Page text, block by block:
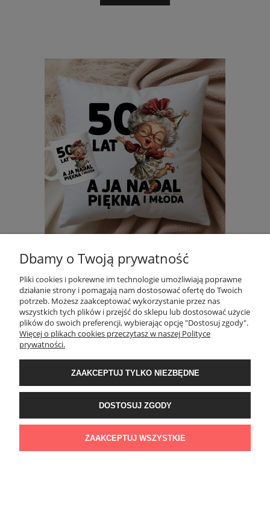
Prezent na 50 urodziny - 50 LAT A JA NADAL PIĘKNA I MŁODA -
49,00 zł
DO KOSZYKA
Dbamy o Twoją prywatność
Pliki cookies i pokrewne im technologie umożliwiają poprawne
działanie strony i pomagają nam dostosować ofertę do Twoich
potrzeb. Możesz zaakceptować wykorzystanie przez nas
wszystkich tych plików i przejść do sklepu lub dostosować użycie
plików do swoich preferencji, wybierając opcję "Dostosuj zgody".
Więcej o plikach cookies przeczytasz w naszej Polityce
prywatności.
ZAAKCEPTUJ TYLKO NIEZBĘDNE
DOSTOSUJ ZGODY
ZAAKCEPTUJ WSZYSTKIE